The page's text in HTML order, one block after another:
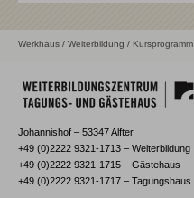
Werkhaus / Weiterbildung / Kursprogramm
Johannishof – 53347 Alfter
+49 (0)2222 9321-1713 – Weiterbildung
+49 (0)2222 9321-1715 – Gästehaus
+49 (0)2222 9321-1717 – Tagungshaus